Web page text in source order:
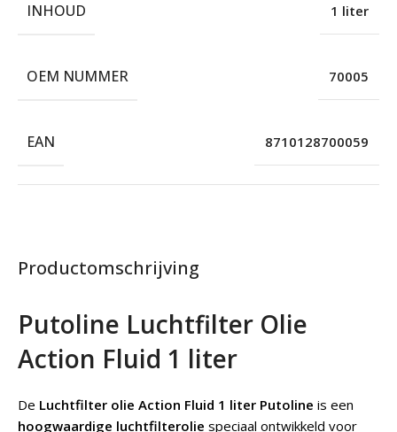
Productomschrijving
Putoline Luchtfilter Olie
Action Fluid 1 liter
De Luchtfilter olie Action Fluid 1 liter Putoline is een
hoogwaardige luchtfilterolie speciaal ontwikkeld voor
INHOUD 1 liter
OEM NUMMER 70005
EAN 8710128700059